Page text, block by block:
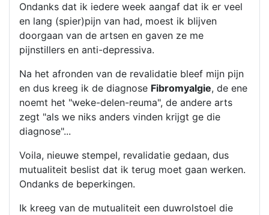
Ondanks dat ik iedere week aangaf dat ik er veel
en lang (spier)pijn van had, moest ik blijven
doorgaan van de artsen en gaven ze me
pijnstillers en anti-depressiva.
Na het afronden van de revalidatie bleef mijn pijn
en dus kreeg ik de diagnose Fibromyalgie, de ene
noemt het "weke-delen-reuma", de andere arts
zegt "als we niks anders vinden krijgt ge die
diagnose"...
Voila, nieuwe stempel, revalidatie gedaan, dus
mutualiteit beslist dat ik terug moet gaan werken.
Ondanks de beperkingen.
Ik kreeg van de mutualiteit een duwrolstoel die